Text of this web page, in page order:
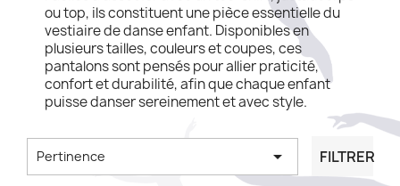
ou top, ils constituent une pièce essentielle du
vestiaire de danse enfant. Disponibles en
plusieurs tailles, couleurs et coupes, ces
pantalons sont pensés pour allier praticité,
confort et durabilité, afin que chaque enfant
puisse danser sereinement et avec style.
Pertinence  FILTRER